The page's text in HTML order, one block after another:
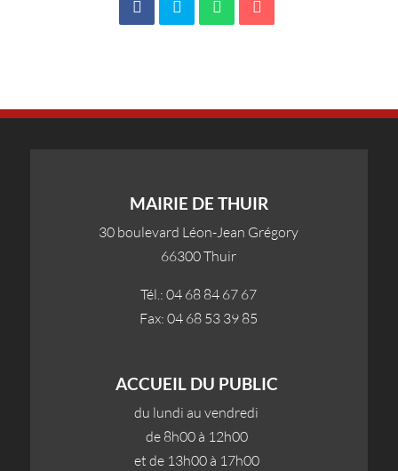
MAIRIE DE THUIR
30 boulevard Léon-Jean Grégory
66300 Thuir
Tél.: 04 68 84 67 67
Fax: 04 68 53 39 85
ACCUEIL DU PUBLIC
du lundi au vendredi
de 8h00 à 12h00
et de 13h00 à 17h00